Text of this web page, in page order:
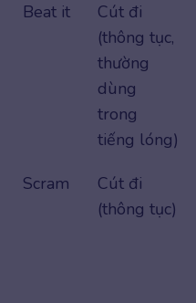
Beat it
Cút đi
(thông tục,
thường
dùng
trong
tiếng lóng)
Scram
Cút đi
(thông tục)